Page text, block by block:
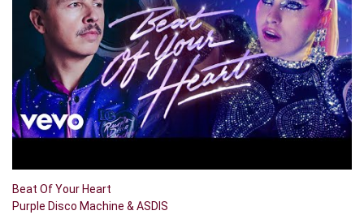
Beat Of Your Heart
Purple Disco Machine & ASDIS